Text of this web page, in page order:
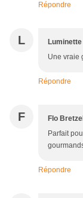
Répondre
L Luminette
Une vraie
Répondre
F Flo Bretzel
Parfait
Répondre